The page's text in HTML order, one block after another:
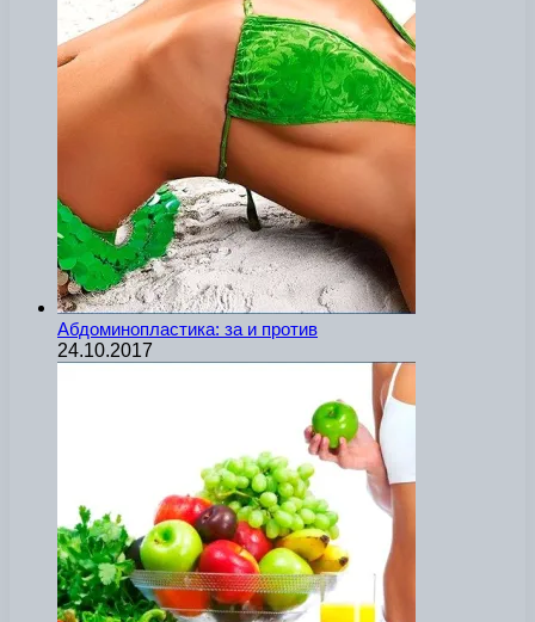
Абдоминопластика: за и против
24.10.2017